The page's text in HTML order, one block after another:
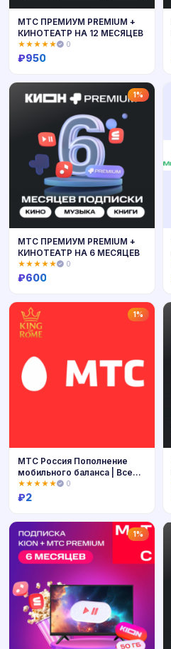
Купить
МТС ПРЕМИУМ PREMIUM +
КИНОТЕАТР НА 12 МЕСЯЦЕВ
★★★★★ 0
₽950
1%
МТС ПРЕМИУМ PREMIUM +
КИНОТЕАТР НА 6 МЕСЯЦЕВ
★★★★★ 0
₽600
1%
МТС Россия Пополнение
мобильного баланса | Все
операторы
★★★★★ 0
₽2
1%